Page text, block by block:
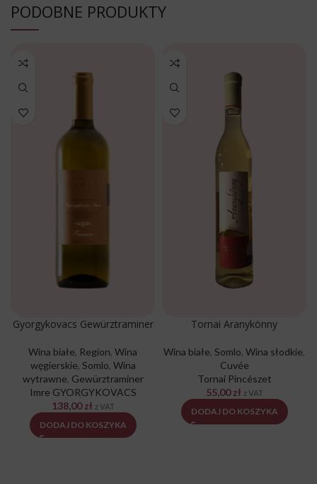
PODOBNE PRODUKTY
Gyorgykovacs Gewürztraminer
Wina białe, Region, Wina
węgierskie, Somlo, Wina
wytrawne, Gewürztraminer
Imre GYORGYKOVACS
138,00zł z VAT
DODAJ DO KOSZYKA
Tornai Aranykönny
Wina białe, Somlo, Wina słodkie,
Cuvée
Tornai Pincészet
55,00zł z VAT
DODAJ DO KOSZYKA